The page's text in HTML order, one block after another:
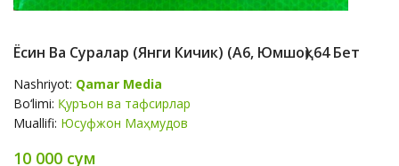
Ёсин Ва Суралар (янги Кичик) (А6, Юмшоқ) 64 Бет
Nashriyot: Qamar Media
Bo‘limi: Қуръон ва тафсирлар
Muallifi: Юсуфжон Маҳмудов
10 000 сум